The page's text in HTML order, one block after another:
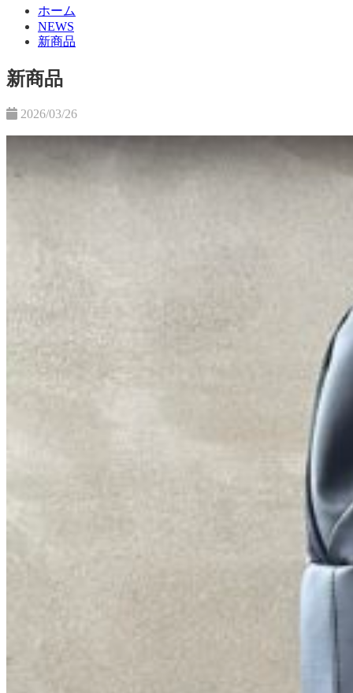
ホーム
NEWS
新商品
新商品
2026/03/26